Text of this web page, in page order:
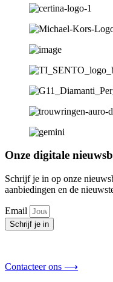
Onze digitale
Schrijf je in op onze
aanbiedingen en de
Email
Schrijf je in
Contacteer ons ⟶